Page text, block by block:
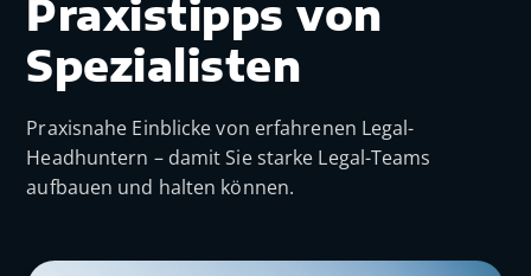
Praxistipps von
Spezialisten
Praxisnahe Einblicke von erfahrenen Legal-
Headhuntern – damit Sie starke Legal-Teams
aufbauen und halten können.